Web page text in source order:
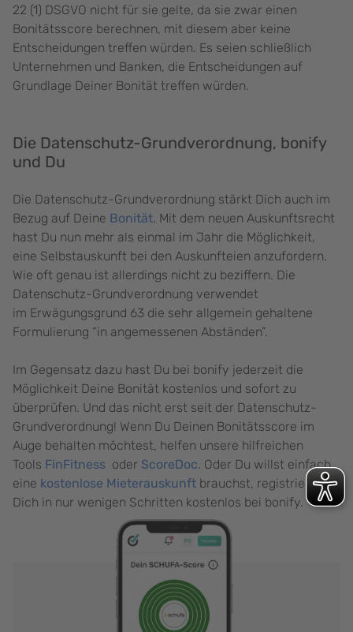
22 (1) DSGVO nicht für sie gelte, da sie zwar einen
Bonitätsscore berechnen, mit diesem aber keine
Entscheidungen treffen würden. Es seien schließlich
Unternehmen und Banken, die Entscheidungen auf
Grundlage Deiner Bonität treffen würden.
Die Datenschutz-Grundverordnung, bonify
und Du
Die Datenschutz-Grundverordnung stärkt Dich auch im
Bezug auf Deine Bonität. Mit dem neuen Auskunftsrecht
hast Du nun mehr als einmal im Jahr die Möglichkeit,
eine Selbstauskunft bei den Auskunfteien anzufordern.
Wie oft genau ist allerdings nicht zu beziffern. Die
Datenschutz-Grundverordnung verwendet
im Erwägungsgrund 63 die sehr allgemein gehaltene
Formulierung “in angemessenen Abständen”.
Im Gegensatz dazu hast Du bei bonify jederzeit die
Möglichkeit Deine Bonität kostenlos und sofort zu
überprüfen. Und das nicht erst seit der Datenschutz-
Grundverordnung! Wenn Du Deinen Bonitätsscore im
Auge behalten möchtest, helfen unsere hilfreichen
Tools FinFitness oder ScoreDoc. Oder Du willst einfach
eine kostenlose Mieterauskunft brauchst, registriere
Dich in nur wenigen Schritten kostenlos bei bonify.